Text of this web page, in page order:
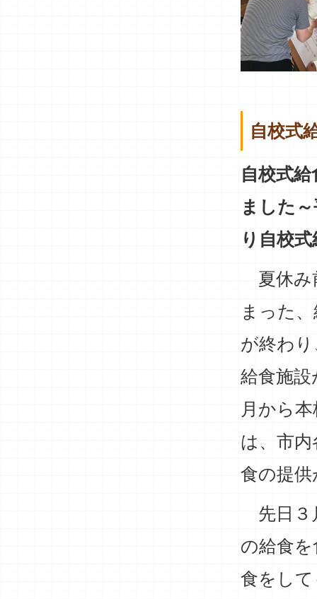
自校式
自校式
ました
り自校
夏休み
まった
が終わ
給食施
月から
は、市
食の提
先日３
の給食
食をし